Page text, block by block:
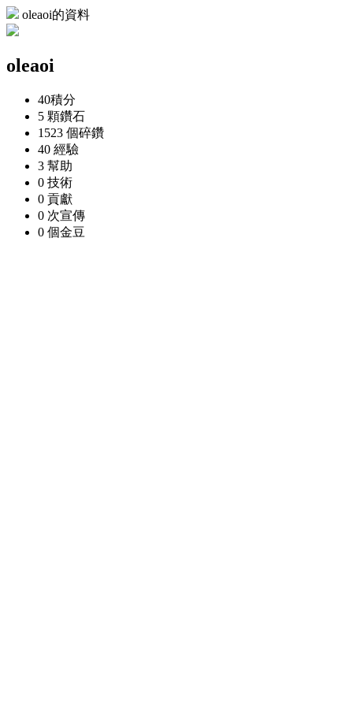
oleaoi的資料
oleaoi
40積分
5 顆鑽石
1523 個碎鑽
40 經驗
3 幫助
0 技術
0 貢獻
0 次宣傳
0 個金豆